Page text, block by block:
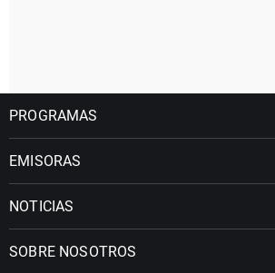
PROGRAMAS
EMISORAS
NOTICIAS
SOBRE NOSOTROS